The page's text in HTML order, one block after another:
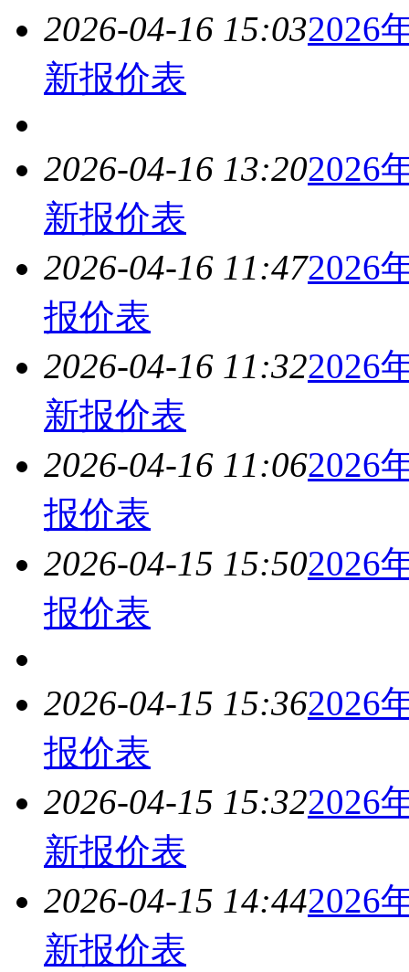
2026-04-16 15:032026
新报价表
2026-04-16 13:202026
新报价表
2026-04-16 11:472026
报价表
2026-04-16 11:322026
新报价表
2026-04-16 11:062026
报价表
2026-04-15 15:502026
报价表
2026-04-15 15:362026
报价表
2026-04-15 15:322026
新报价表
2026-04-15 14:442026
新报价表